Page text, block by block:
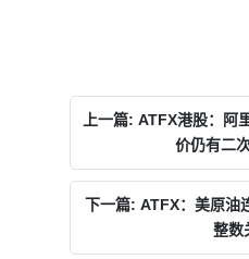
上一篇: ATFX港股：阿
价仍有二
下一篇: ATFX：美原油
整数